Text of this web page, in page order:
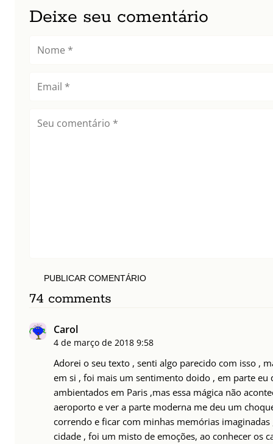
Deixe seu comentário
PUBLICAR COMENTÁRIO
74 comments
Carol
4 de março de 2018 9:58
Adorei o seu texto , senti algo parecido com isso ,
em si , foi mais um sentimento doido , em parte
ambientados em Paris ,mas essa mágica não
aeroporto e ver a parte moderna me deu um
correndo e ficar com minhas memórias
cidade , foi um misto de emoções, ao conhecer os